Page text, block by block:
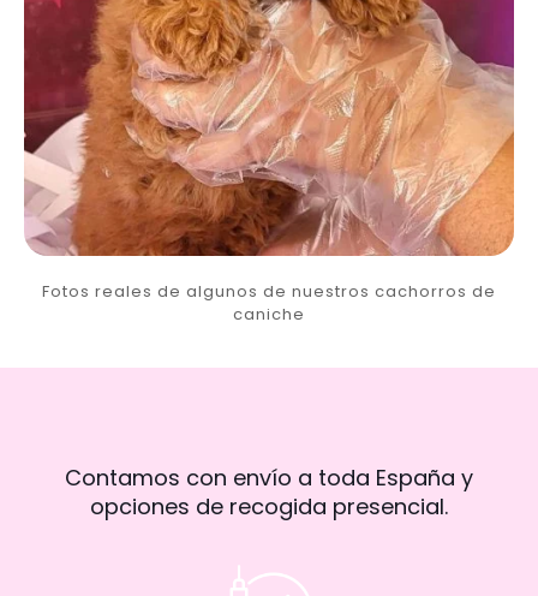
Fotos reales de algunos de nuestros cachorros de
caniche
Contamos con envío a toda España y
opciones de recogida presencial.